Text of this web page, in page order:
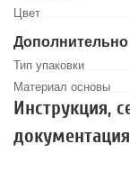
Цвет
Дополнительно
Тип упаковки
Материал основы
Инструкция,
документация